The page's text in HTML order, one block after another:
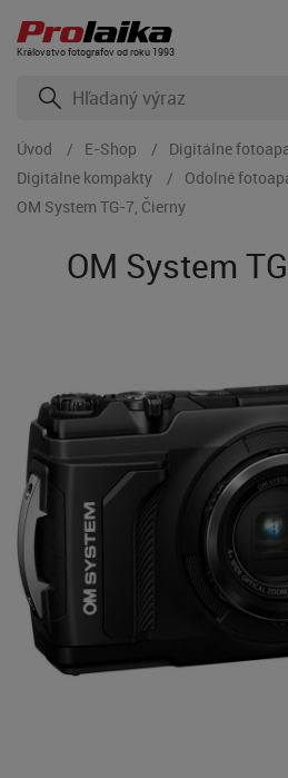
Kráľovstvo fotografov od roku 1993
Úvod E-Shop
Digitálne
Digitálne kompakty
Odolné
OM System TG-7, Čierny
OM System